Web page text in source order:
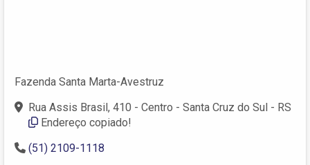
Fazenda Santa Marta-Avestruz
Rua Assis Brasil, 410 - Centro - Santa Cruz do Sul - RS
Endereço copiado!
(51) 2109-1118